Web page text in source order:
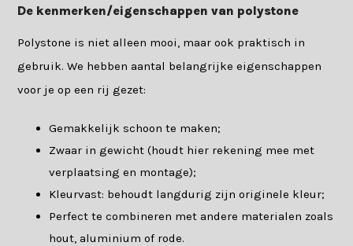
De kenmerken/eigenschappen van polystone
Polystone is niet alleen mooi, maar ook praktisch in
gebruik. We hebben aantal belangrijke eigenschappen
voor je op een rij gezet:
Gemakkelijk schoon te maken;
Zwaar in gewicht (houdt hier rekening mee met
verplaatsing en montage);
Kleurvast: behoudt langdurig zijn originele kleur;
Perfect te combineren met andere materialen zoals
hout, aluminium of rode.